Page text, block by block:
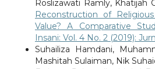
Roslizawati Ramly, Khatijah
Reconstruction of
Value? A Comparative
Insani: Vol. 4 No. 2 (2019):
Suhailiza Hamdani,
Mashitah Sulaiman, Nik